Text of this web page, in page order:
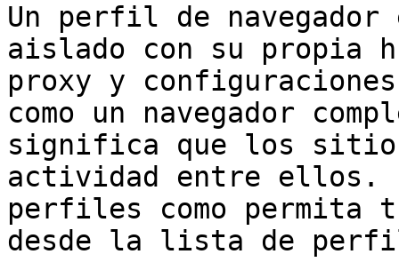
Un perfil de navegador
aislado con su
proxy y
como un navegador
significa que los
actividad entre ellos.
perfiles como permita
desde la lista de